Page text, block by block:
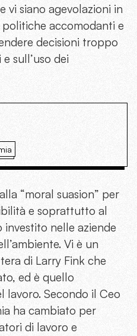
siano agevolazioni in
accomodanti e
decisioni troppo
sull’uso dei
“moral suasion” per
e soprattutto al
investito nelle aziende
Vi è un
di Larry Fink che
ed è quello
lavoro. Secondo il Ceo
ha cambiato per
di lavoro e